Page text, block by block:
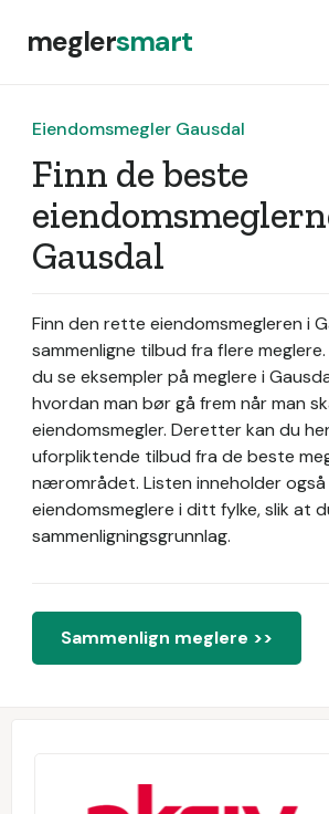
meglersmart
Eiendomsmegler Gausdal
Finn de beste
Gausdal
Finn den rette eiendomsmegleren i
sammenligne tilbud fra flere
du se eksempler på meglere i
hvordan man bør gå frem når man
eiendomsmegler. Deretter kan du
uforpliktende tilbud fra de beste
nærområdet. Listen inneholder
eiendomsmeglere i ditt fylke, slik at
sammenligningsgrunnlag.
Sammenlign meglere >>